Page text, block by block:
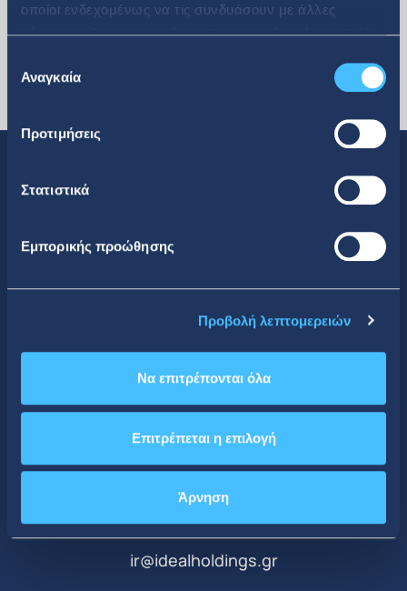
οποίοι ενδεχομένως να τις συνδυάσουν με άλλες
πληροφορίες που τους έχετε παραχωρήσει ή τις οποίες
των υπηρεσιών τους.
συγκατάθεσης
Αναγκαία
Προτιμήσεις
Στατιστικά
Εμπορικής προώθησης
Προβολή λεπτομερειών
Να επιτρέπονται όλα
Επιτρέπεται η επιλογή
Άρνηση
CONTACT DETAILS
Κεντρικά Γραφεία
ΤΗΛΕΦΩΝΟ
+30 210 51 93 500
ir@idealholdings.gr